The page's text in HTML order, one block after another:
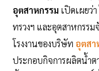
อุตสาหกรรม เปิดเผยว่
ทรวงฯ และอุตสาหกรร
โรงงานของบริษัท อุตสา
ประกอบกิจการผลิตน้ำต